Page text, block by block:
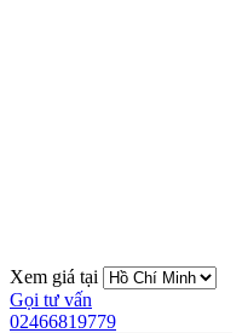
Xem giá tại
Gọi tư vấn
02466819779